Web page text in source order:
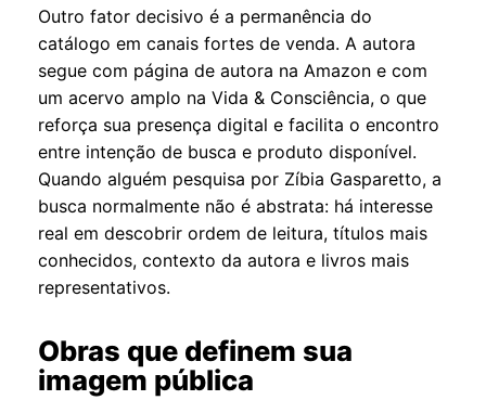
Outro fator decisivo é a permanência do
catálogo em canais fortes de venda. A autora
segue com página de autora na Amazon e com
um acervo amplo naVida & Consciência, o que
reforça sua presença digital e facilita o encontro
entre intenção de busca e produto disponível.
Quando alguém pesquisa por Zíbia Gasparetto, a
busca normalmente não é abstrata: há interesse
real em descobrir ordem de leitura, títulos mais
conhecidos, contexto da autora e livros mais
representativos.
Obras que definem sua
imagem pública